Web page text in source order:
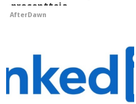
prosentteja
AfterDawn